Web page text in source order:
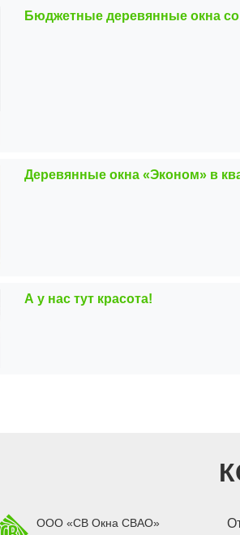
Бюджетные деревянные окна со
Деревянные окна «Эконом» в
А у нас тут красота!
ООО «СВ Окна СВАО»